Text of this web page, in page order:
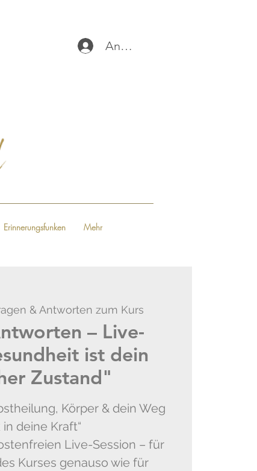
Anmelden
Erinnerungsfunken Mehr
& Antworten zum Kurs
– Live-
ist dein
Zustand"
Körper & dein Weg
deine Kraft“
Live-Session – für
Kurses genauso wie für